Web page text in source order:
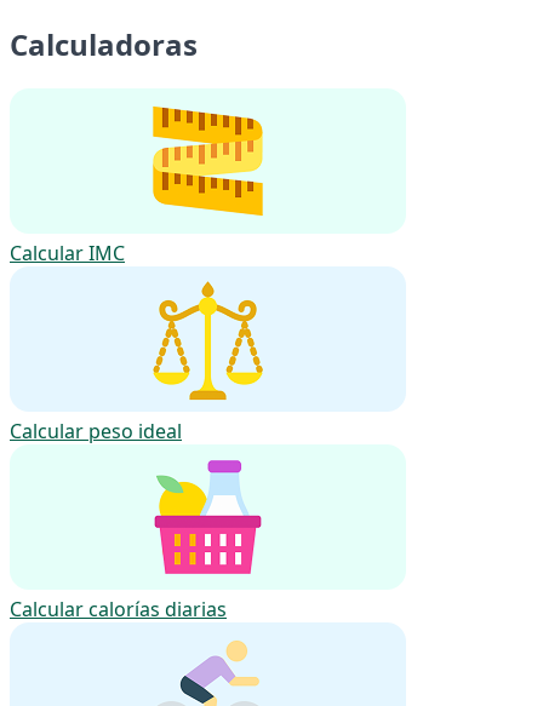
Calculadoras
Calcular IMC
Calcular peso ideal
Calcular calorías diarias